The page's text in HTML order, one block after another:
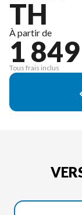
TH
À partir de
1
Tous frais inclus